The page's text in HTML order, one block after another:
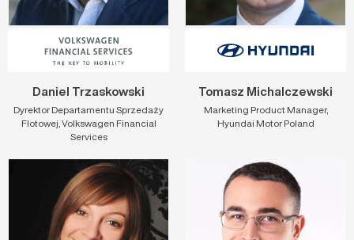
Daniel Trzaskowski
Dyrektor Departamentu Sprzedaży
Flotowej, Volkswagen Financial
Services
Tomasz Michalczewski
Marketing Product Manager,
Hyundai Motor Poland